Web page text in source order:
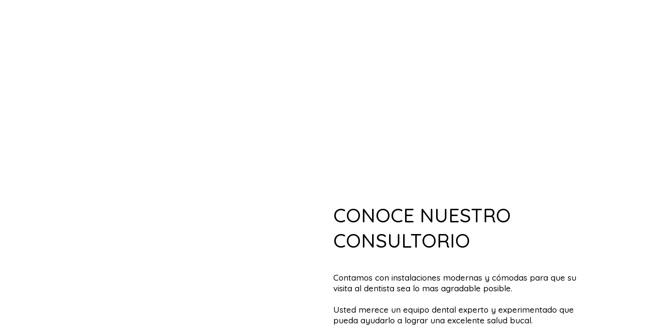
CONOCE NUESTRO
CONSULTORIO
Contamos con instalaciones modernas y cómodas para que su
visita al dentista sea lo mas agradable posible.
Usted merece un equipo dental experto y experimentado que
pueda ayudarlo a lograr una excelente salud bucal.